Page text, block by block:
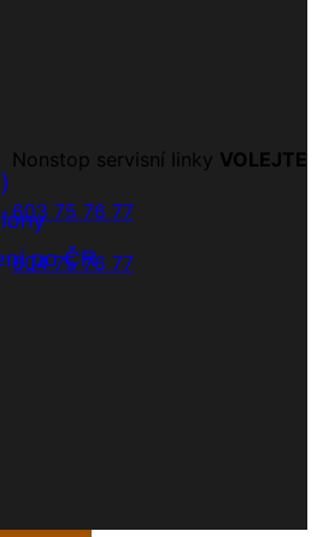
po ČR
Nonstop servisní linky VOLEJTE
603 75 76 77
604 75 76 77